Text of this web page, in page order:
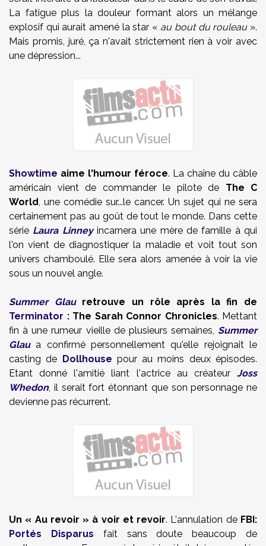
La fatigue plus la douleur formant alors un mélange
explosif qui aurait amené la star « au bout du rouleau ».
Mais promis, juré, ça n'avait strictement rien à voir avec
une dépression...
Showtime aime l'humour féroce. La chaîne du câble
américain vient de commander le pilote de The C
World, une comédie sur...le cancer. Un sujet qui ne sera
certainement pas au goût de tout le monde. Dans cette
série Laura Linneyincarnera une mère de famille à qui
l'on vient de diagnostiquer la maladie et voit tout son
univers chamboulé. Elle sera alors amenée à voir la vie
sous un nouvel angle.
Summer Glauretrouve un rôle après la fin de
Terminator : The Sarah Connor Chronicles. Mettant
fin à une rumeur vieille de plusieurs semaines, Summer
Glaua confirmé personnellement qu'elle rejoignait le
casting de Dollhouse pour au moins deux épisodes.
Etant donné l'amitié liant l'actrice au créateur Joss
Whedon, il serait fort étonnant que son personnage ne
devienne pas récurrent.
Un « Au revoir » à voir et revoir. L'annulation de FBI:
Portés Disparus fait sans doute beaucoup de